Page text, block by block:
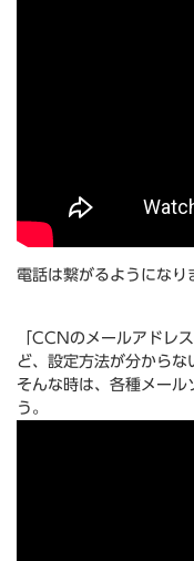
電話は繋がるようになり
「CCNのメールアドレ
ど、設定方法が分からな
そんな時は、各種メール
う。